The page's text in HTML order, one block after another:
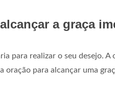
a graça
para realizar o seu desejo. A
oração para alcançar uma